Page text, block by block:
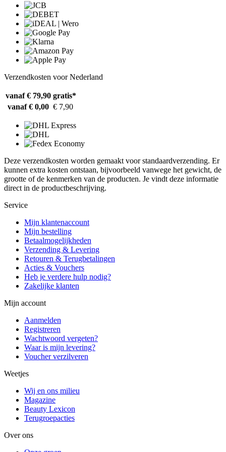
Verzendkosten voor Nederland
vanaf € 79,90 gratis*
vanaf € 0,00 € 7,90
Deze verzendkosten worden gemaakt voor standaardverzending. Er
kunnen extra kosten ontstaan, bijvoorbeeld vanwege het gewicht, de
grootte of de kenmerken van de producten. Je vindt deze informatie
direct in de productbeschrijving.
Service
Mijn klantenaccount
Mijn bestelling
Betaalmogelijkheden
Verzending & Levering
Retouren & Terugbetalingen
Acties & Vouchers
Heb je verdere hulp nodig?
Zakelijke klanten
Mijn account
Aanmelden
Registreren
Wachtwoord vergeten?
Waar is mijn levering?
Voucher verzilveren
Weetjes
Wij en ons milieu
Magazine
Beauty Lexicon
Terugroepacties
Over ons